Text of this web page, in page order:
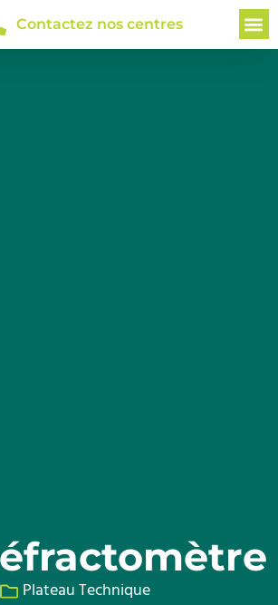
Contactez nos centres
Plateau Technique